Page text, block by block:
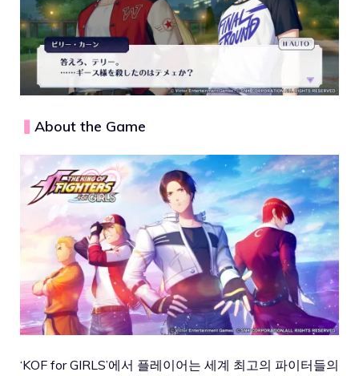
▍ About the Game
‘KOF for GIRLS’에서 플레이어는 세계 최고의 파이터들의